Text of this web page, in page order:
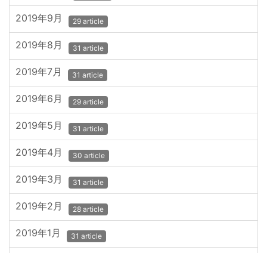
2019年9月 29 article
2019年8月 31 article
2019年7月 31 article
2019年6月 29 article
2019年5月 31 article
2019年4月 30 article
2019年3月 31 article
2019年2月 28 article
2019年1月 31 article